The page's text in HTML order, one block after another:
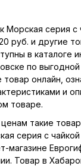
Морская серия с
руб. и другие
в каталоге
по
онлайн,
и
товаре.
такие
серия с
магазине
Товар в